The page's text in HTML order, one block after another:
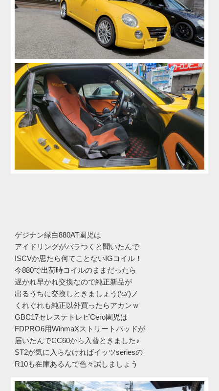
ゲジナン緑白880AT園児は
アイドリングがバラつくと聞いたんで
ISCVか思たら何てことないIGコイル！
今880で出荷時コイルのままだったら
遅かれ早かれ交換なので純正新品が
出るうちに交換しときましょう(‘ω’)ノ
くれぐれも純正以外買ったらアカンｗ
GBC17セレステトレビCero園児は
FDPRO6用WinmaXストリートパッドが
届いたんでCC60から入替ときました♪
ST2が気に入らなければイッツseriesの
R10も在庫あるんで色々試しましょう